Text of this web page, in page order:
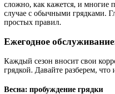
сложно, как кажется, и многие
случае с обычными грядками.
простых правил.
Ежегодное
Каждый сезон вносит свои
грядкой. Давайте разберем, что
Весна: пробуждение грядки